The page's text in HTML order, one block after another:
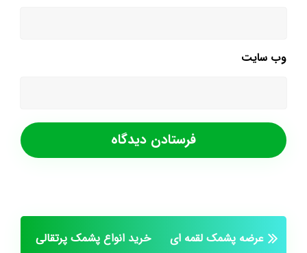
وب‌ سایت
عرضه پشمک لقمه ای
خرید انواع پشمک پرتقالی